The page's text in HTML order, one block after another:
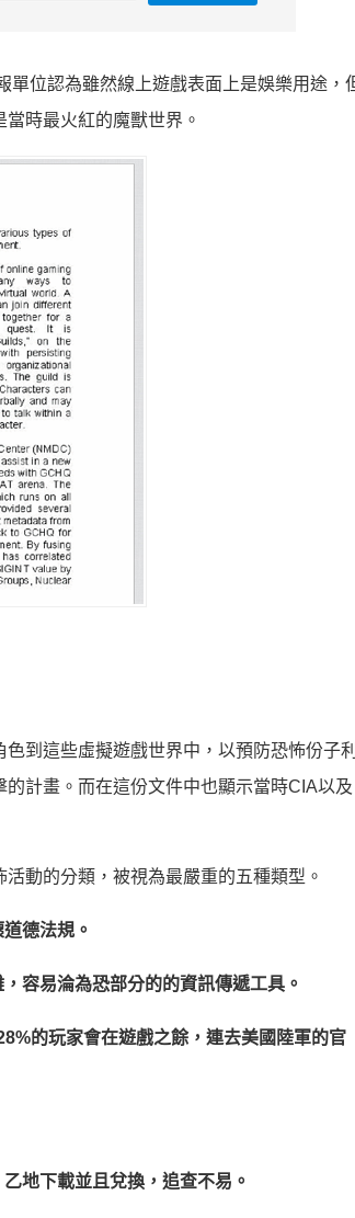
單位認為雖然線上遊戲表面上是娛樂用途，
時最火紅的魔獸世界。
到這些虛擬遊戲世界中，以預防恐怖份子利
計畫。而在這份文件中也顯示當時CIA以及
動的分類，被視為最嚴重的五種類型。
德法規。
容易淪為恐部分的的資訊傳遞工具。
的玩家會在遊戲之餘，連去美國陸軍的官
地下載並且兌換，追查不易。